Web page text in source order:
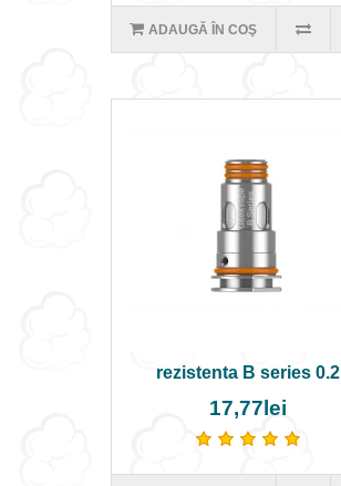
ADAUGĂ ÎN COŞ
rezistenta B series 0.2
17,77lei